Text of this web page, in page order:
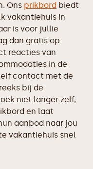
Ons prikbord biedt
vakantiehuis in
is voor jullie
dan gratis op
reacties van
in de
contact met de
bij de
niet langer zelf,
en laat
aanbod naar jou
vakantiehuis snel